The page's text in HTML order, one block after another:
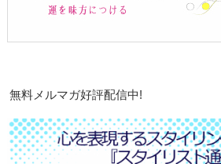
無料メルマガ好評配信中!